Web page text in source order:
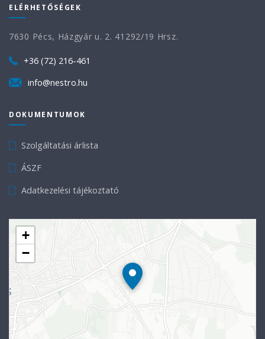
ELÉRHETŐSÉGEK
7630 Pécs, Házgyár u. 2. 41292/19 Hrsz.
+36 (72) 216-461
info@nestro.hu
DOKUMENTUMOK
Szolgáltatási árlista
ÁSZF
Adatkezelési tájékoztató
+
−